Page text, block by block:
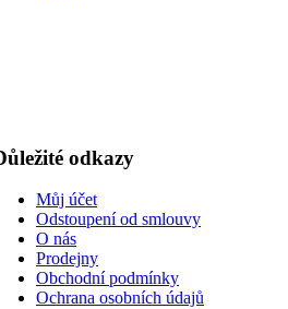
odkazy
Můj účet
Odstoupení od smlouvy
O nás
Prodejny
Obchodní podmínky
Ochrana osobních údajů